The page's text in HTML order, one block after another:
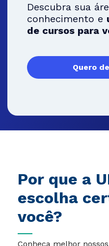
Descubra sua
conhecimento e
de cursos para
Quero
Por que a
escolha
você?
Conheça melhor